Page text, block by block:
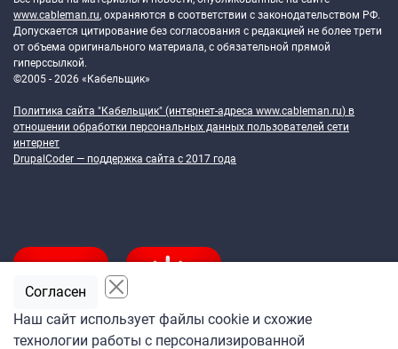
www.cableman.ru, охраняются в соответствии с законодательством РФ.
Допускается цитирование без согласования с редакцией не более трети
от объема оригинального материала, с обязательной прямой
гиперссылкой.
©2005 - 2026 «Кабельщик»
Политика сайта "Кабельщик" (интернет-адреса www.cableman.ru) в
отношении обработки персональных данных пользователей сети
интернет
DrupalCoder — поддержка сайта c 2017 года
Наш сайт использует файлы cookie и схожие
технологии работы с персонализированной
Согласен